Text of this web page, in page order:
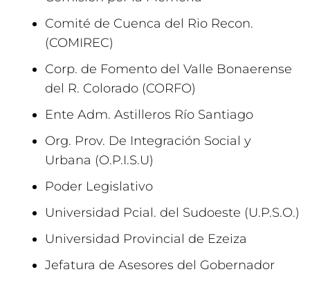
Comité de Cuenca del Rio Recon.
(COMIREC)
Corp. de Fomento del Valle Bonaerense
del R. Colorado (CORFO)
Ente Adm. Astilleros Río Santiago
Org. Prov. De Integración Social y
Urbana (O.P.I.S.U)
Poder Legislativo
Universidad Pcial. del Sudoeste (U.P.S.O.)
Universidad Provincial de Ezeiza
Jefatura de Asesores del Gobernador